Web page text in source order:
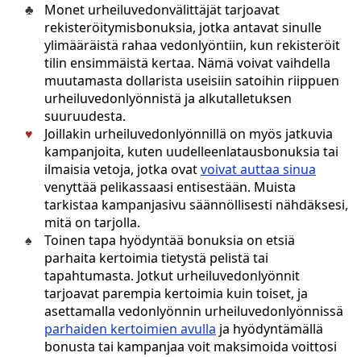
Monet urheiluvedonvälittäjät tarjoavat
rekisteröitymisbonuksia, jotka antavat sinulle
ylimääräistä rahaa vedonlyöntiin, kun rekisteröit
tilin ensimmäistä kertaa. Nämä voivat vaihdella
muutamasta dollarista useisiin satoihin riippuen
urheiluvedonlyönnistä ja alkutalletuksen
suuruudesta.
Joillakin urheiluvedonlyönnillä on myös jatkuvia
kampanjoita, kuten uudelleenlatausbonuksia tai
ilmaisia vetoja, jotka ovatvoivat auttaa sinua
venyttää pelikassaasi entisestään. Muista
tarkistaa kampanjasivu säännöllisesti nähdäksesi,
mitä on tarjolla.
Toinen tapa hyödyntää bonuksia on etsiä
parhaita kertoimia tietystä pelistä tai
tapahtumasta. Jotkut urheiluvedonlyönnit
tarjoavat parempia kertoimia kuin toiset, ja
asettamalla vedonlyönnin urheiluvedonlyönnissä
parhaiden kertoimien avulla ja hyödyntämällä
bonusta tai kampanjaa voit maksimoida voittosi